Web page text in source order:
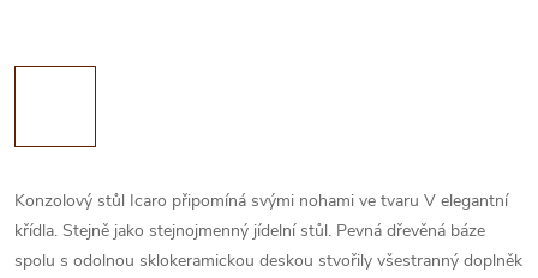
Konzolový stůl Icaro připomíná svými nohami ve tvaru V elegantní
křídla. Stejně jako stejnojmenný jídelní stůl. Pevná dřevěná báze
spolu s odolnou sklokeramickou deskou stvořily všestranný doplněk